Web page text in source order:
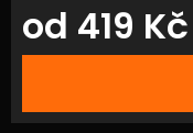
od 419 Kč
Měrná cena: